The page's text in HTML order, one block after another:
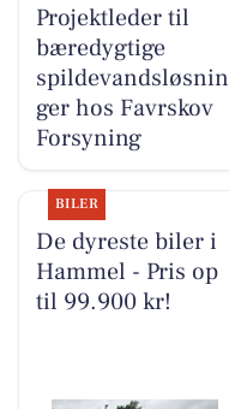
Projektleder til
bæredygtige
spildevandsløsnin
ger hos Favrskov
Forsyning
BILER
De dyreste biler i
Hammel - Pris op
til 99.900 kr!